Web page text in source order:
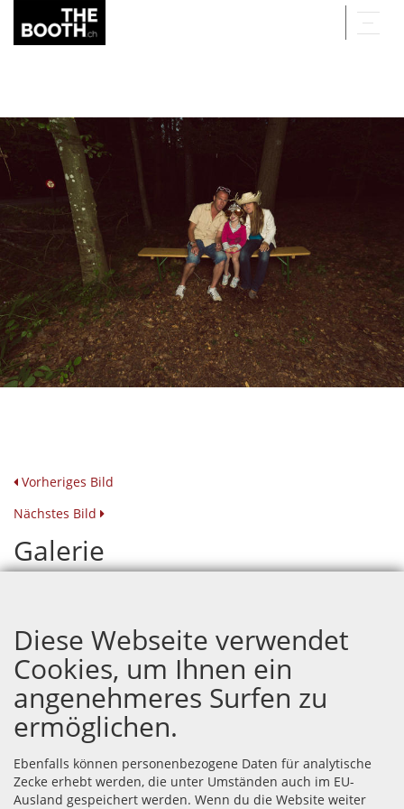
Vorheriges Bild
Nächstes Bild
Galerie
Diese Webseite verwendet
Cookies, um Ihnen ein
angenehmeres Surfen zu
ermöglichen.
Ebenfalls können personenbezogene Daten für analytische
Zecke erhebt werden, die unter Umständen auch im EU-
Ausland gespeichert werden. Wenn du die Website weiter